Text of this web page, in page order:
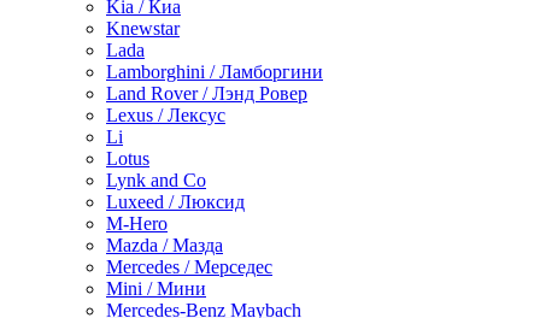
Kia / Киа
Knewstar
Lada
Lamborghini / Ламборгини
Land Rover / Лэнд Ровер
Lexus / Лексус
Li
Lotus
Lynk and Co
Luxeed / Люксид
M-Hero
Mazda / Мазда
Mercedes / Мерседес
Mini / Мини
Mercedes-Benz Maybach